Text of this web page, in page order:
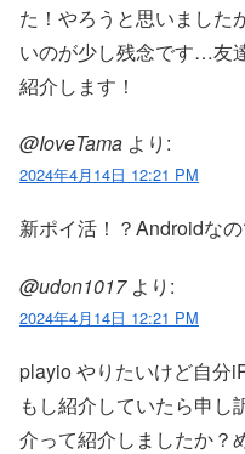
た！やろうと思いました
いのが少し残念です…友
紹介します！
@IoveTama より:
2024年4月14日 12:21 PM
新ポイ活！？Androidな
@udon1017 より:
2024年4月14日 12:21 PM
playio やりたいけど自分
もし紹介していたら申し
介って紹介しましたか？